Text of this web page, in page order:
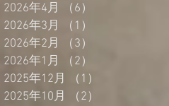
2026年4月
（6）
2026年3月
（1）
2026年2月
（3）
2026年1月
（2）
2025年12月
（1）
2025年10月
（2）